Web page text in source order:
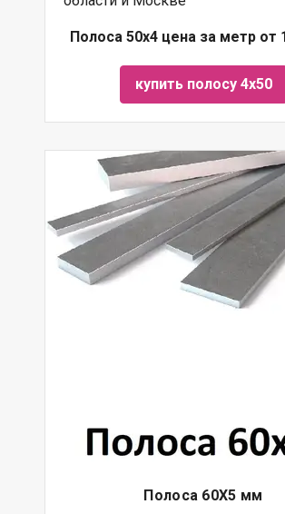
Полоса 50х4 цена за метр от
купить полосу 4х50
Полоса 60Х5 мм